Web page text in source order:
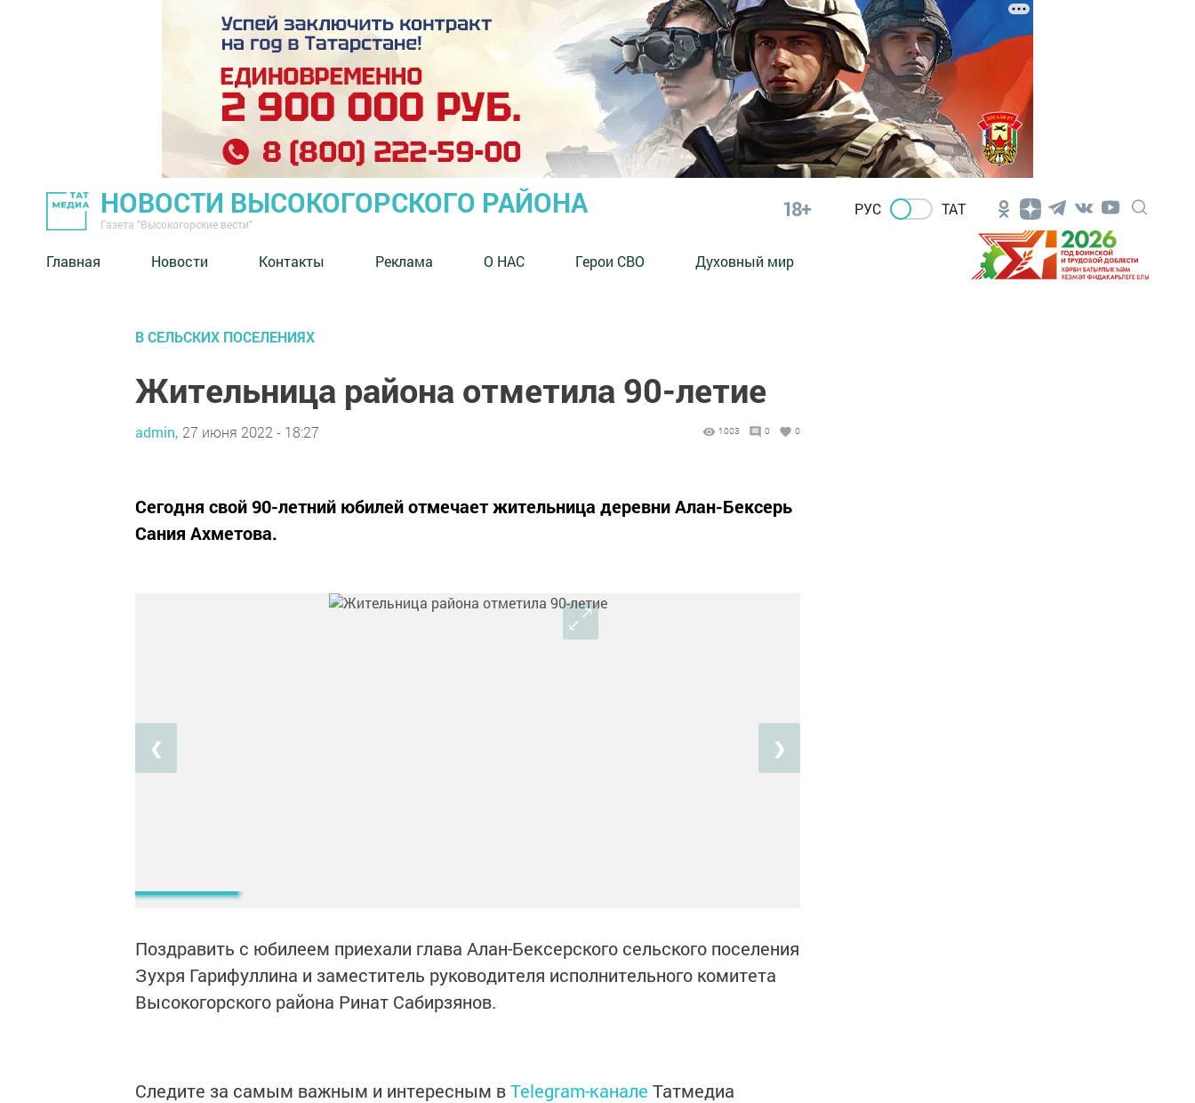
НОВОСТИ ВЫСОКОГОРСКОГО РАЙОНА
Газета "Высокогорские вести"
18+ РУС ТАТ
Главная Новости Контакты Реклама О НАС Герои СВО Духовный мир
В СЕЛЬСКИХ ПОСЕЛЕНИЯХ
Жительница района отметила 90-летие
admin, 27 июня 2022 - 18:27 1003 0 0
Сегодня свой 90-летний юбилей отмечает жительница деревни Алан-Бексерь
Сания Ахметова.
❮ ❯
Поздравить с юбилеем приехали глава Алан-Бексерского сельского поселения
Зухря Гарифуллина и заместитель руководителя исполнительного комитета
Высокогорского района Ринат Сабирзянов.
Следите за самым важным и интересным вTelegram-канале Татмедиа